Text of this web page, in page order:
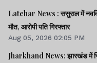
Latehar News : ससुराल में
मौत, आरोपी पति गिरफ्तार
Aug 05, 2026 02:05 PM
Jharkhand News: झारखंड में